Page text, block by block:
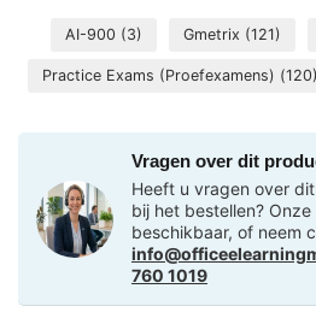
AI-900 (3) Gmetrix (121)
Practice Exams (Proefexamens) (120)
Vragen over dit
Heeft u vragen over
bij het bestellen?
beschikbaar, of neem
760 1019